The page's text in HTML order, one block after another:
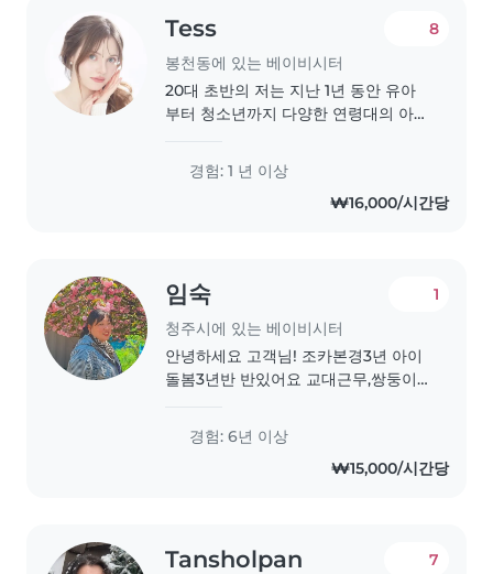
Tess
봉천동에 있는 베이비시터
8
20대 초반의 저는 지난 1년 동안 유아
부터 청소년까지 다양한 연령대의 아이
다. 아이들과 함께 시간을 보내는 것을
진심으로 좋아하고, 그들의 성장에 작
은 도움이 되는 일이 저에겐 큰 기쁨입
경험: 1 년 이상
₩16,000/시간당
임숙
청주시에 있는 베이비시터
1
안녕하세요 고객님! 조카본경3년 아이
돌봄3년반 반있어요 교대근무,쌍둥이
한 베이비시터로, 6년간 다양한 연령대
(유아, 유치원생, 초등학생)의 아이들과
함께 일한 경험이 있습니다. 그림 그리
경험: 6년 이상
₩15,000/시간당
Tansholpan 7